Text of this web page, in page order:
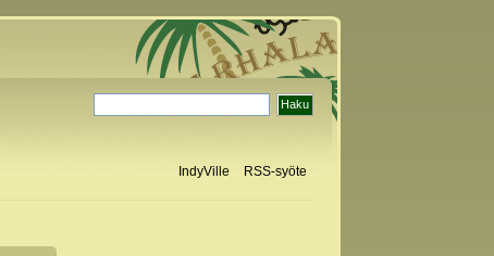
IndyVille RSS-syöte